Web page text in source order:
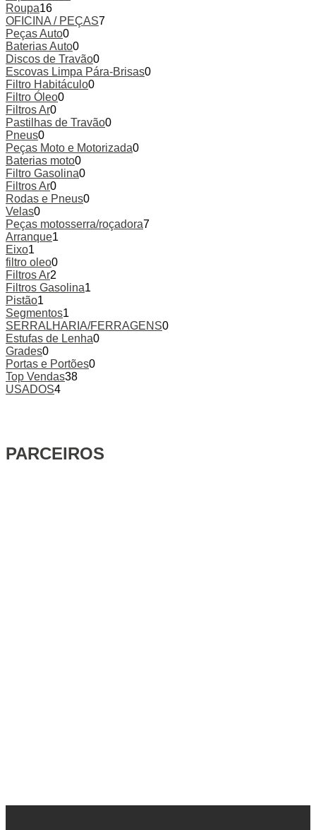
Roupa16
OFICINA / PEÇAS7
Peças Auto0
Baterias Auto0
Discos de Travão0
Escovas Limpa Pára-Brisas0
Filtro Habitáculo0
Filtro Óleo0
Filtros Ar0
Pastilhas de Travão0
Pneus0
Peças Moto e Motorizada0
Baterias moto0
Filtro Gasolina0
Filtros Ar0
Rodas e Pneus0
Velas0
Peças motosserra/roçadora7
Arranque1
Eixo1
filtro oleo0
Filtros Ar2
Filtros Gasolina1
Pistão1
Segmentos1
SERRALHARIA/FERRAGENS0
Estufas de Lenha0
Grades0
Portas e Portões0
Top Vendas38
USADOS4
PARCEIROS